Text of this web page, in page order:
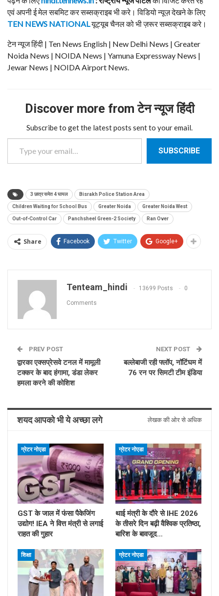
एवं अपनी ई मेल सबमिट कर सब्सक्राइब भी करे। विडियो न्यूज़ देखने के लिए
TEN NEWS NATIONALयूट्यूब चैनल को भी ज़रूर सब्सक्राइब करे।
टेन न्यूज हिंदी | Ten News English | New Delhi News | Greater
Noida News | NOIDA News | Yamuna Expressway News |
Jewar News | NOIDA Airport News.
Discover more from टेन न्यूज हिंदी
Subscribe to get the latest posts sent to your email.
Type your email…
SUBSCRIBE
3 छात्र समेत 4 घायल Bisrakh Police Station Area
Children Waiting for School Bus Greater Noida Greater Noida West
Out-of-Control Car Panchsheel Green-2 Society Ran Over
Share Facebook Twitter Google+
Tenteam_hindi 13699 Posts 0
Comments
PREV POST
द्वारका एक्सप्रेसवे टनल में मामूली
टक्कर के बाद हंगामा, डंडा लेकर
हमला करने की कोशिश
NEXT POST
बल्लेबाजी रही फ्लॉप, नॉटिंघम में
76 रन पर सिमटी टीम इंडिया
शयद आपको भी ये अच्छा लगे लेखक की ओर से अधिक
ग्रेटर नोएडा
GST के जाल में फंसा पैकेजिंग
उद्योग! IEA ने वित्त मंत्री से लगाई
राहत की गुहार
ग्रेटर नोएडा
थाई मंत्री के दौरे से IHE 2026
के तीसरे दिन बढ़ी वैश्विक प्रतिष्ठा,
बारिश के बावजूद…
शिक्षा ग्रेटर नोएडा